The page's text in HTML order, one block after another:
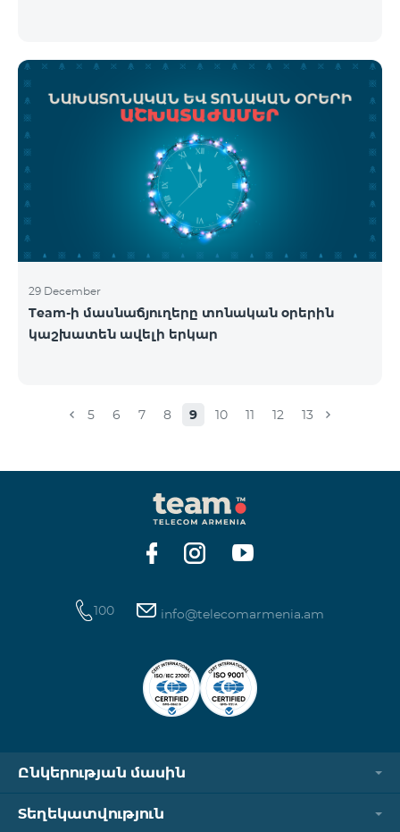
29 December
Team-ի մասնաճյուղերը տոնական օրերին
կաշխատեն ավելի երկար
5 6 7 8 9 10 11 12 13
100 info@telecomarmenia.am
Ընկերության մասին
Տեղեկատվություն